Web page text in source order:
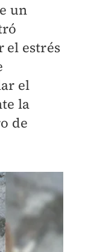
un
el estrés
el
la
de